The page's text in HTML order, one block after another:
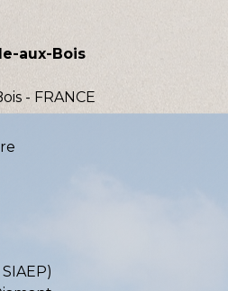
aux-Bois
- FRANCE